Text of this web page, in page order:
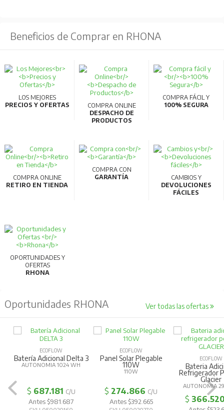
Fuente de alimentación:
Trifásico 380-500 V 50/60 Hz
Fluctuación permisible de tensión AC:323-550
V 50/60 Hz
Fluctuación permisible de frecuencia:
Sistema de enfriamiento: Refrigeración por
ventilador
Peso aproximado:
41 kg
Beneficios de Comprar en RHONA
LOS MEJORES
PRECIOS Y OFERTAS
COMPRA ONLINE
DESPACHO DE
PRODUCTOS
COMPRA FÁCIL Y
100% SEGURA
COMPRA ONLINE
RETIRO EN TIENDA
COMPRA CON
GARANTÍA
CAMBIOS Y
DEVOLUCIONES
FÁCILES
OPORTUNIDADES Y
OFERTAS
RHONA
Oportunidades RHONA Ver todas las ofertas
ECOFLOW
Batería Adicional Delta 3
AUTONOMIA 1024 WH
$ 687.181 C/U
Antes $981.687
ECOFLOW
Panel Solar Plegable
110W
110W
$ 274.866 C/U
Antes $392.665
ECOFLOW
Bateria
Refrigerador
Glacier
AUTONOMIA
$